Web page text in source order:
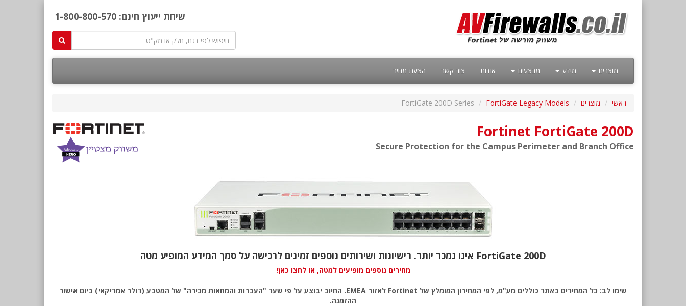
שיחת ייעוץ חינם: 1-800-800-570
מוצרים מידע מבצעים אודות צור קשר הצעת מחיר
ראשי מוצרים FortiGate Legacy Models
FortiGate 200D Series
Fortinet FortiGate 200D
Secure Protection for the Campus Perimeter and Branch Office
אינו נמכר יותר. רישיונות ושירותים נוספים זמינים לרכישה על סמך המידע המופיע מטה FortiGate 200D
מחירים נוספים מופיעים למטה, או לחצו כאן!
שימו לב: כל המחירים באתר כוללים מע"מ, לפי המחירון המומלץ של Fortinet לאזור EMEA. החיוב יבוצע על פי שער "העברות והמחאות מכירה" של המטבע (דולר אמריקאי) ביום אישור
ההזמנה.